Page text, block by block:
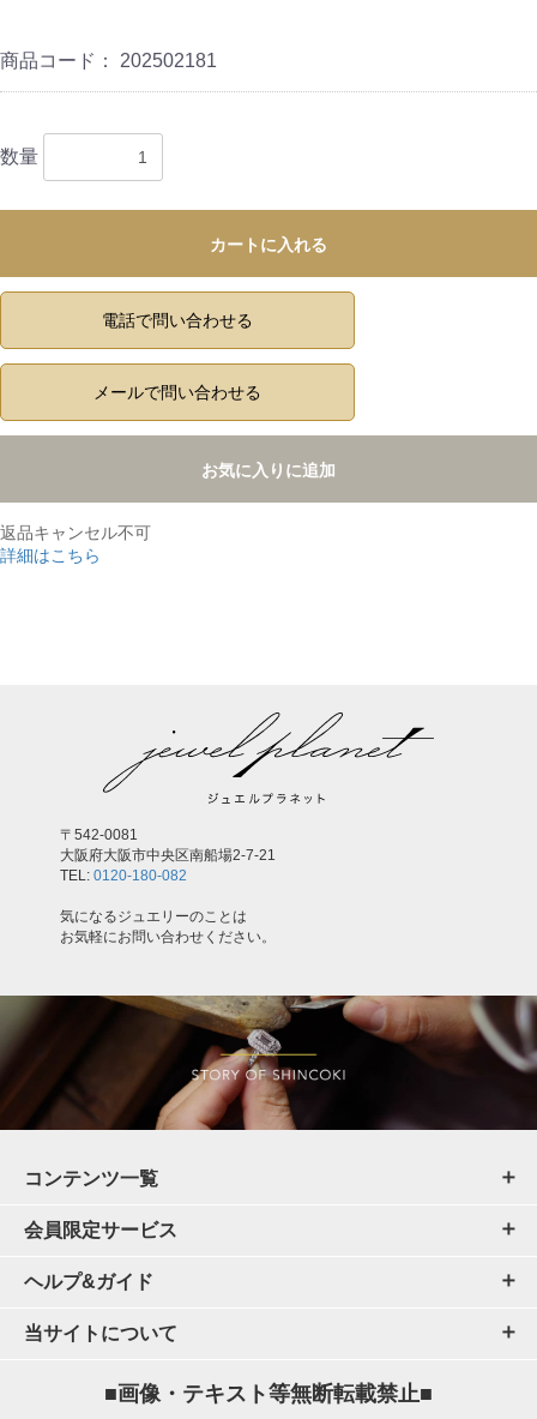
商品コード： 202502181
数量
カートに入れる
電話で問い合わせる
メールで問い合わせる
お気に入りに追加
返品キャンセル不可
詳細はこちら
〒542-0081
大阪府大阪市中央区南船場2-7-21
TEL: 0120-180-082
気になるジュエリーのことは
お気軽にお問い合わせください。
コンテンツ一覧
会員限定サービス
ヘルプ&ガイド
当サイトについて
■画像・テキスト等無断転載禁止■